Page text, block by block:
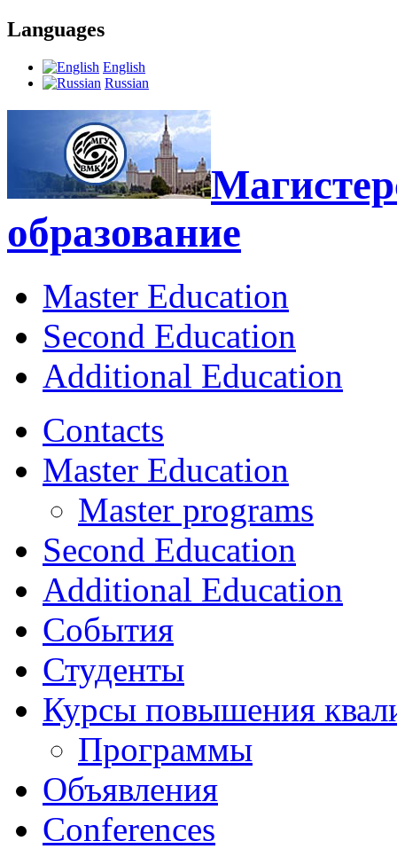
Languages
English
Russian
образование
Master Education
Second Education
Additional Education
Contacts
Master Education
Master programs
Second Education
Additional Education
События
Студенты
Курсы повышения
Программы
Объявления
Conferences